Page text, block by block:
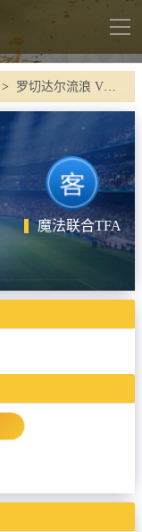
导
> 罗切达尔流浪 VS 魔法联合TFA
魔法联合TFA